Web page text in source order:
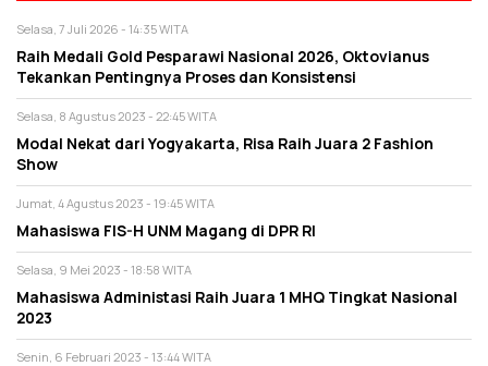
Selasa, 7 Juli 2026 - 14:35 WITA
Raih Medali Gold Pesparawi Nasional 2026, Oktovianus
Tekankan Pentingnya Proses dan Konsistensi
Selasa, 8 Agustus 2023 - 22:45 WITA
Modal Nekat dari Yogyakarta, Risa Raih Juara 2 Fashion
Show
Jumat, 4 Agustus 2023 - 19:45 WITA
Mahasiswa FIS-H UNM Magang di DPR RI
Selasa, 9 Mei 2023 - 18:58 WITA
Mahasiswa Administasi Raih Juara 1 MHQ Tingkat Nasional
2023
Senin, 6 Februari 2023 - 13:44 WITA